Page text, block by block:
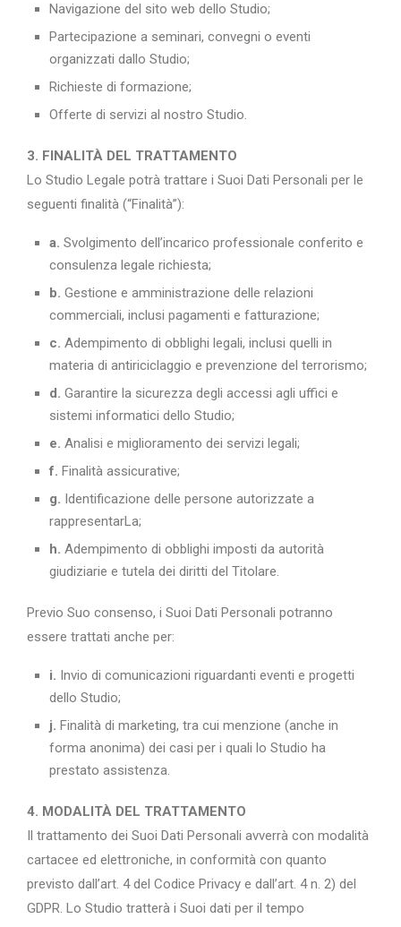
Navigazione del sito web dello Studio;
Partecipazione a seminari, convegni o eventi
organizzati dallo Studio;
Richieste di formazione;
Offerte di servizi al nostro Studio.
3. FINALITÀ DEL TRATTAMENTO
Lo Studio Legale potrà trattare i Suoi Dati Personali per le
seguenti finalità (“Finalità”):
a. Svolgimento dell’incarico professionale conferito e
consulenza legale richiesta;
b. Gestione e amministrazione delle relazioni
commerciali, inclusi pagamenti e fatturazione;
c. Adempimento di obblighi legali, inclusi quelli in
materia di antiriciclaggio e prevenzione del terrorismo;
d. Garantire la sicurezza degli accessi agli uffici e
sistemi informatici dello Studio;
e. Analisi e miglioramento dei servizi legali;
f. Finalità assicurative;
g. Identificazione delle persone autorizzate a
rappresentarLa;
h. Adempimento di obblighi imposti da autorità
giudiziarie e tutela dei diritti del Titolare.
Previo Suo consenso, i Suoi Dati Personali potranno
essere trattati anche per:
i. Invio di comunicazioni riguardanti eventi e progetti
dello Studio;
j. Finalità di marketing, tra cui menzione (anche in
forma anonima) dei casi per i quali lo Studio ha
prestato assistenza.
4. MODALITÀ DEL TRATTAMENTO
Il trattamento dei Suoi Dati Personali avverrà con modalità
cartacee ed elettroniche, in conformità con quanto
previsto dall’art. 4 del Codice Privacy e dall’art. 4 n. 2) del
GDPR. Lo Studio tratterà i Suoi dati per il tempo